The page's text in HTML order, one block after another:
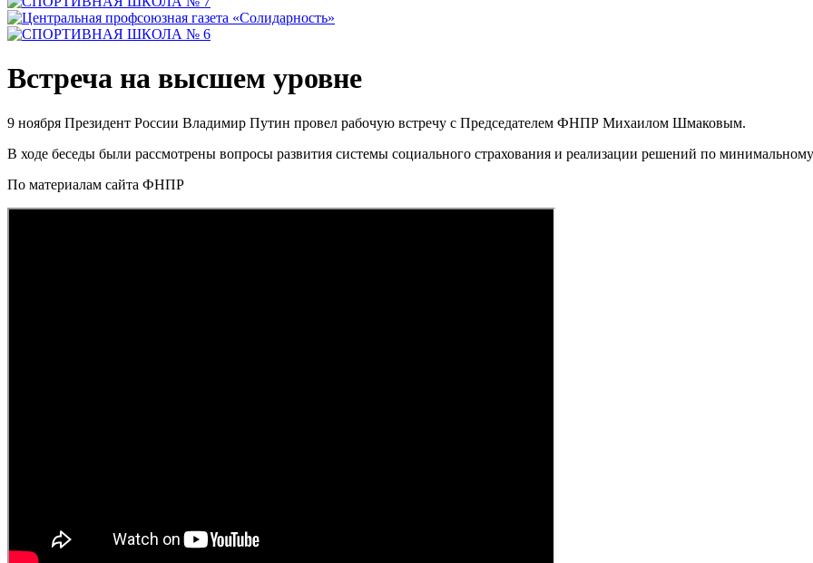
Встреча на высшем уровне
9 ноября Президент России Владимир Путин провел рабочую встречу с Председателем ФНПР Михаилом Шмаковым.
В ходе беседы были рассмотрены вопросы развития системы социального страхования и реализации решений по
По материалам сайта ФНПР